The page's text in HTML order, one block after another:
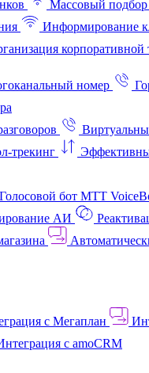
Массовый подбор
Информирование
корпоративной
номер
трекинг
Голосовой бот МТТ
АИ
с Мегаплан
с amoCRM